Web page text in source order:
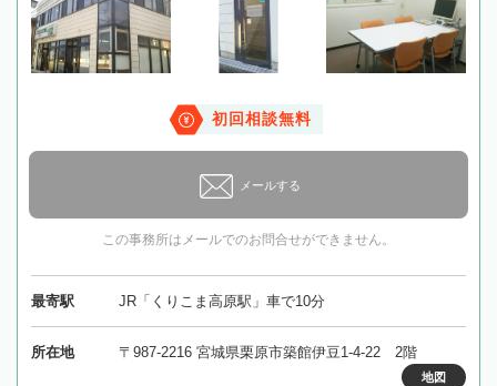
初回相談無料
メールする
この事務所はメールでのお問合せができません。
最寄駅 JR「くりこま高原駅」車で10分
所在地 〒987-2216 宮城県栗原市築館伊豆1-4-22 2階
地図